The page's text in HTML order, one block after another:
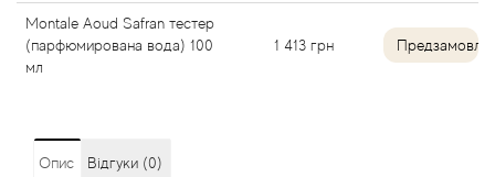
Montale Aoud Safran тестер
(парфюмирована вода) 100
мл
1 413 грн
Опис Відгуки (0)
Alexander McQueen
Alexandre J